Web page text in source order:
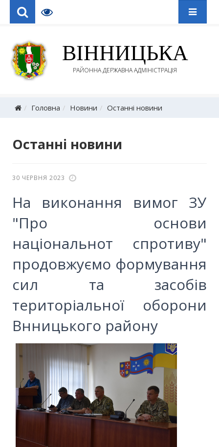
ВІННИЦЬКА
РАЙОННА ДЕРЖАВНА АДМІНІСТРАЦІЯ
Головна Новини Останні новини
Останні новини
30 ЧЕРВНЯ 2023
На виконання вимог ЗУ
"Про основи
національнот спротиву"
продовжуємо формування
сил та засобів
територіальної оборони
Внницького району